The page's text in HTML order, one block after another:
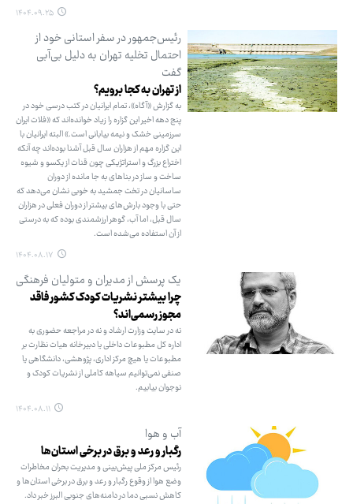
۱۴۰۴.۰۹.۲۵
رئیس‌جمهور در سفر استانی خود از
احتمال تخلیه تهران به دلیل بی‌آبی
گفت
از تهران به کجا برویم؟
به گزارش «آگاه»، تمام ایرانیان در کتب درسی خود در
پنج دهه اخیر این گزاره را زیاد خوانده‌اند که «فلات ایران
سرزمینی خشک و نیمه بیابانی است.» البته ایرانیان با
این گزاره مهم از هزاران سال قبل آشنا بوده‌اند چه آنکه
اختراع بزرگ و استراتژیکی چون قنات از یکسو و شیوه
ساخت و ساز در بناهای به جا مانده از دوران
ساسانیان در تخت جمشید به خوبی نشان می‌دهد که
حتی با وجود بارش‌های بیشتر از دوران فعلی در هزاران
سال قبل، اما آب، گوهر ارزشمندی بوده که به درستی
از آن استفاده می‌شده است.
۱۴۰۴.۰۸.۱۷
یک پرسش از مدیران و متولیان فرهنگی
چرا بیشتر نشریات کودک کشور فاقد
مجوز رسمی‌اند؟
نه در سایت وزارت ارشاد و نه در مراجعه حضوری به
اداره کل مطبوعات داخلی یا دبیرخانه هیات نظارت بر
مطبوعات یا هیچ مرکز اداری، پژوهشی، دانشگاهی یا
صنفی نمی‌توانیم سیاهه کاملی از نشریات کودک و
نوجوان بیابیم.
۱۴۰۴.۰۸.۱۱
آب و هوا
رگبار و رعد و برق در برخی استان‌ها
رئیس مرکز ملی پیش‌بینی و مدیریت بحران مخاطرات
وضع هوا از وقوع رگبار و رعد و برق در برخی استان‌ها و
کاهش نسبی دما در دامنه‌های جنوبی البرز خبر داد.